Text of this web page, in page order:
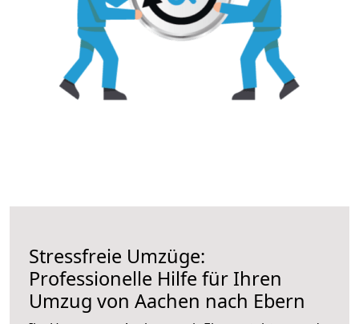
Stressfreie Umzüge:
Professionelle Hilfe für Ihren
Umzug von Aachen nach Ebern